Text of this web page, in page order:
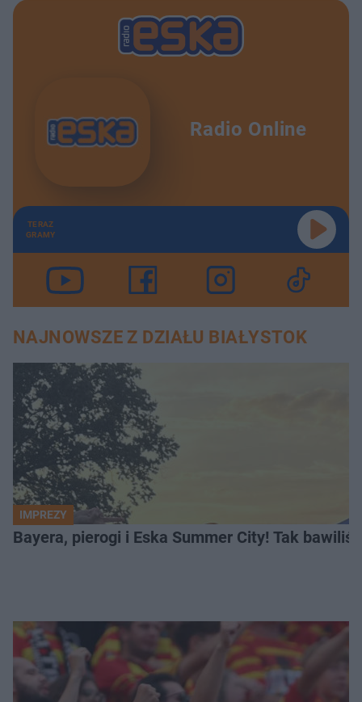
Radio Online
TERAZ
GRAMY
NAJNOWSZE Z DZIAŁU BIAŁYSTOK
IMPREZY
Bayera, pierogi i Eska Summer City! Tak